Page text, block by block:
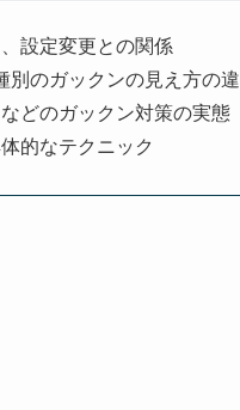
設定変更との関係
別のガックンの見え方の
どのガックン対策の実態
的なテクニック